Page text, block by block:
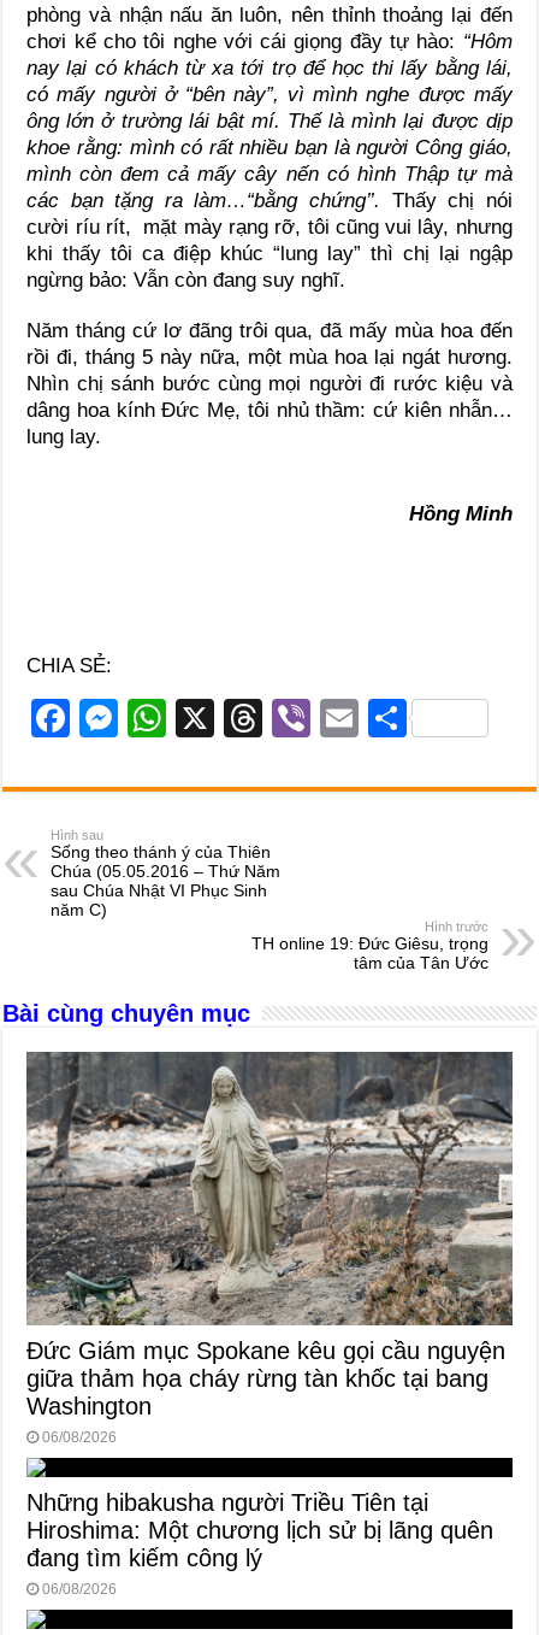
phòng và nhận nấu ăn luôn, nên thỉnh thoảng lại đến
chơi kể cho tôi nghe với cái giọng đầy tự hào: “Hôm
nay lại có khách từ xa tới trọ để học thi lấy bằng lái,
có mấy người ở “bên này”, vì mình nghe được mấy
ông lớn ở trường lái bật mí. Thế là mình lại được dịp
khoe rằng: mình có rất nhiều bạn là người Công giáo,
mình còn đem cả mấy cây nến có hình Thập tự mà
các bạn tặng ra làm…“bằng chứng’’.
Thấy chị nói
cười ríu rít, mặt mày rạng rỡ, tôi cũng vui lây, nhưng
khi thấy tôi ca điệp khúc “lung lay” thì chị lại ngập
ngừng bảo: Vẫn còn đang suy nghĩ.
Năm tháng cứ lơ đãng trôi qua, đã mấy mùa hoa đến
rồi đi, tháng 5 này nữa, một mùa hoa lại ngát hương.
Nhìn chị sánh bước cùng mọi người đi rước kiệu và
dâng hoa kính Đức Mẹ, tôi nhủ thầm: cứ kiên nhẫn…
lung lay.
Hồng Minh
CHIA SẺ:
F
c
e
b
o
M
ss
n
g
W
at
A
p
X
T
e
d
s
Vi
er
E
ail
S
ar
Hình sau
Sống theo thánh ý của Thiên
Chúa (05.05.2016 – Thứ Năm
sau Chúa Nhật VI Phục Sinh
năm C)
Hình trước
TH online 19: Đức Giêsu, trọng
tâm của Tân Ước
Bài cùng chuyên mục
Đức Giám mục Spokane kêu gọi cầu nguyện
giữa thảm họa cháy rừng tàn khốc tại bang
Washington
06/08/2026
Những hibakusha người Triều Tiên tại
Hiroshima: Một chương lịch sử bị lãng quên
đang tìm kiếm công lý
06/08/2026